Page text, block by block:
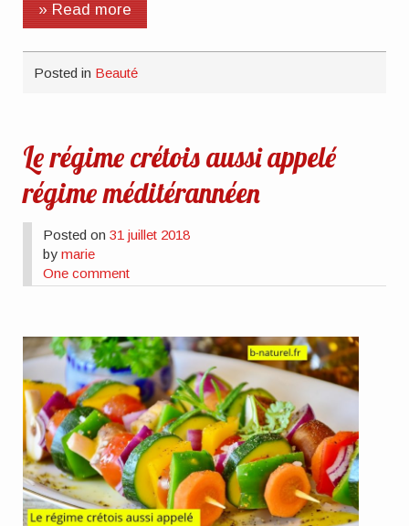
» Read more
Posted in Beauté
Le régime crétois aussi appelé
régime méditérannéen
Posted on31 juillet 2018
bymarie
One comment